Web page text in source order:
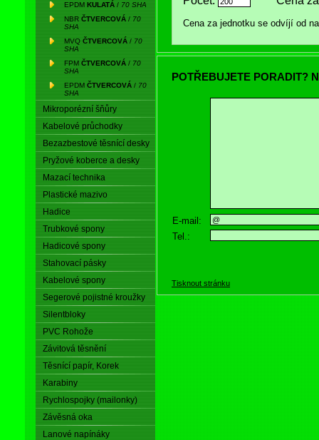
EPDM KULATÁ / 70 SHA
NBR ČTVERCOVÁ / 70
SHA
MVQ ČTVERCOVÁ / 70
SHA
FPM ČTVERCOVÁ / 70
SHA
EPDM ČTVERCOVÁ / 70
SHA
Mikroporézní šňůry
Kabelové průchodky
Bezazbestové těsnící desky
Pryžové koberce a desky
Mazací technika
Plastické mazivo
Hadice
Trubkové spony
Hadicové spony
Stahovací pásky
Kabelové spony
Segerové pojistné kroužky
Silentbloky
PVC Rohože
Závitová těsnění
Těsnící papír, Korek
Karabiny
Rychlospojky (mailonky)
Závěsná oka
Lanové napínáky
Cena za jednotku se odvíjí od
POTŘEBUJETE PORADIT?
E-mail:
Tel.:
Tisknout stránku